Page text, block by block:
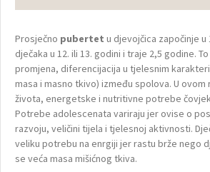
Prosječno pubertet u djevojčica započinje u
dječaka u 12. ili 13. godini i traje 2,5 godine.
promjena, diferencijacija u tjelesnim
masa i masno tkivo) između spolova. U
života, energetske i nutritivne potrebe
Potrebe adolescenata variraju jer ovise o
razvoju, veličini tijela i tjelesnoj aktivnosti.
veliku potrebu na enrgiji jer rastu brže nego
se veća masa mišićnog tkiva.